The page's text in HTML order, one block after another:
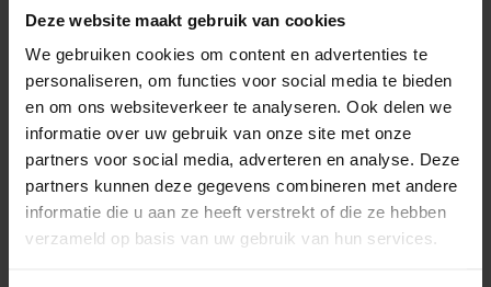
Deze website maakt gebruik van cookies
We gebruiken cookies om content en advertenties te
personaliseren, om functies voor social media te bieden
en om ons websiteverkeer te analyseren. Ook delen we
informatie over uw gebruik van onze site met onze
partners voor social media, adverteren en analyse. Deze
partners kunnen deze gegevens combineren met andere
informatie die u aan ze heeft verstrekt of die ze hebben
verzameld op basis van uw gebruik van hun services.
Actuele vacatures
Pers en media
Jaarverslag 2025
Contact
Klachtenprocedure
Privacyverklaring
Opzeggen
Volg ons
Aanmeldennieuwsbrief